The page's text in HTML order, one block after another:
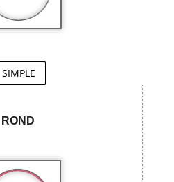
SIMPLE
ROND